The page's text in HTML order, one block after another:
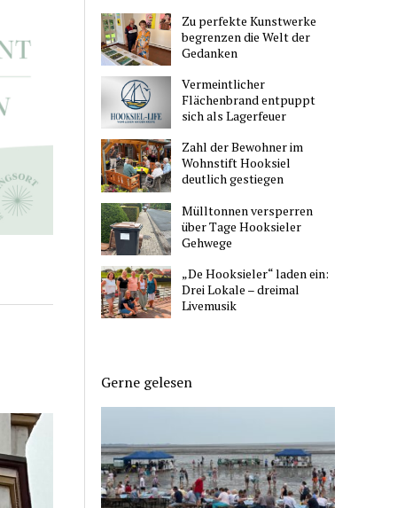
Zu perfekte Kunstwerke
begrenzen die Welt der
Gedanken
Vermeintlicher
Flächenbrand entpuppt
sich als Lagerfeuer
Zahl der Bewohner im
Wohnstift Hooksiel
deutlich gestiegen
Mülltonnen versperren
über Tage Hooksieler
Gehwege
„De Hooksieler“ laden ein:
Drei Lokale – dreimal
Livemusik
Gerne gelesen